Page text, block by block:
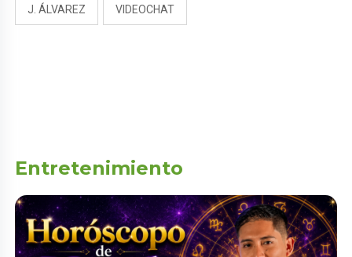
J. ÁLVAREZ VIDEOCHAT
Entretenimiento